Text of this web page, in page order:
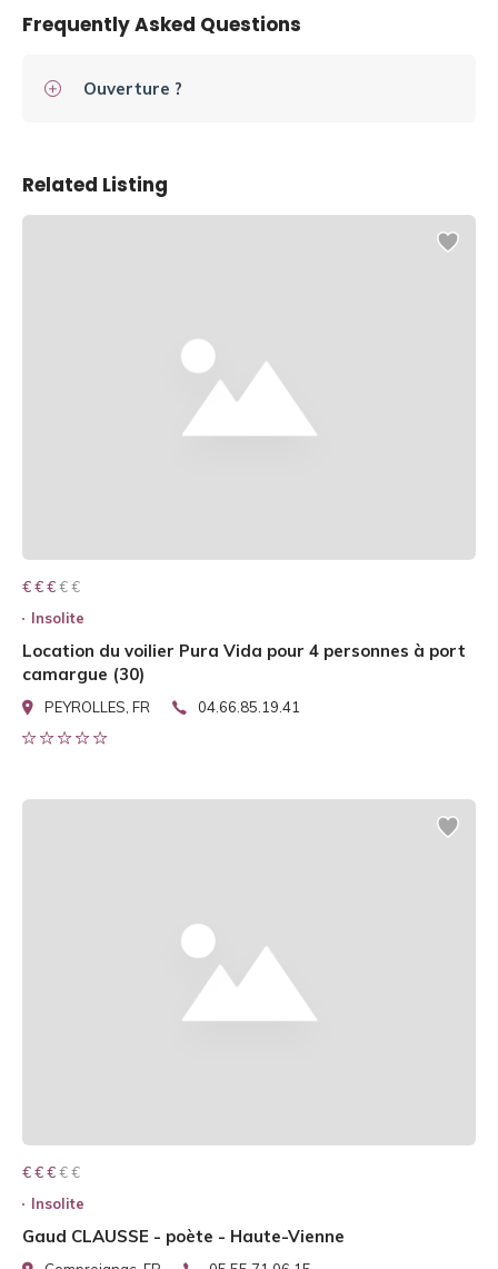
Frequently Asked Questions
Ouverture ?
Related Listing
€ € € € €
€ € €
Insolite
Location du voilier Pura Vida pour 4 personnes à port
camargue (30)
PEYROLLES, FR 04.66.85.19.41
€ € € € €
€ € €
Insolite
Gaud CLAUSSE - poète - Haute-Vienne